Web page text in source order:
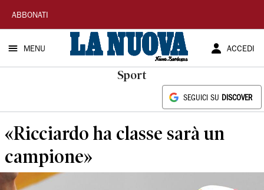
La
Nuova
Sardegna
ABBONATI
MENU ACCEDI
Sport
SEGUICI SU DISCOVER
«Ricciardo ha classe sarà un
campione»